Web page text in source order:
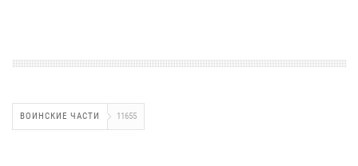
ВОИНСКИЕ ЧАСТИ 11655